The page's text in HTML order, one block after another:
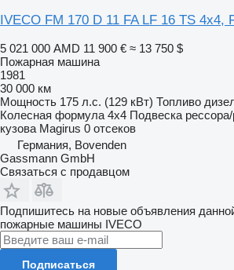
IVECO FM 170 D 11 FA LF 16 TS 4x4,
5 021 000 AMD 11 900 € ≈ 13 750 $
Пожарная машина
1981
30 000 км
Мощность 175 л.с. (129 кВт) Топливо
Колесная формула 4x4 Подвеска
кузова Magirus 0 отсеков
Германия, Bovenden
Gassmann GmbH
Связаться с продавцом
Подпишитесь на новые объявления
пожарные машины IVECO
Подписаться